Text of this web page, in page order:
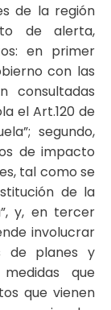
de la región
de alerta,
en primer
con las
consultadas
el Art.120 de
segundo,
de impacto
tal como se
de la
y, en tercer
involucrar
de planes y
que
que vienen